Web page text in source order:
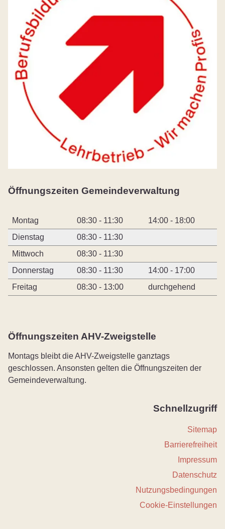
Öffnungszeiten Gemeindeverwaltung
Montag 08:30 - 11:30
14:00 - 18:00
Dienstag
08:30 - 11:30
Mittwoch
08:30 - 11:30
Donnerstag
08:30 - 11:30
14:00 - 17:00
Freitag
08:30 - 13:00 durchgehend
Öffnungszeiten AHV-Zweigstelle
Montags bleibt die AHV-Zweigstelle ganztags
geschlossen. Ansonsten gelten die Öffnungszeiten der
Gemeindeverwaltung.
Schnellzugriff
Sitemap
Barrierefreiheit
Impressum
Datenschutz
Nutzungsbedingungen
Cookie-Einstellungen